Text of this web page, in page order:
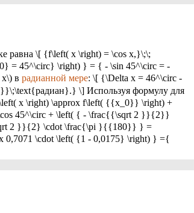
равна \[ {f\left( x \right) = \cos x,}\;\;
= 45^\circ} \right) } = { - \sin 45^\circ = -
в радианной мере: \[ {\Delta x = 46^\circ -
\] Используя формулу для
x \right) \approx f\left( {{x_0}} \right) +
45^\circ + \left( { - \frac{{\sqrt 2 }}{2}}
2 }}{2} \cdot \frac{\pi }{{180}} } =
\cdot \left( {1 - 0,0175} \right) } ={